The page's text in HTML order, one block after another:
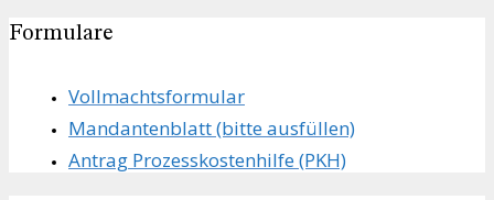
Formulare
Vollmachts­formular
Mandanten­blatt (bitte ausfüllen)
Antrag Prozesskostenhilfe (PKH)